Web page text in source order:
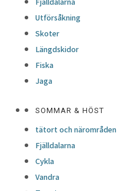
Utförsåkning
Skoter
Längdskidor
Fiska
Jaga
SOMMAR & HÖST
tätort och närområden
Fjälldalarna
Cykla
Vandra